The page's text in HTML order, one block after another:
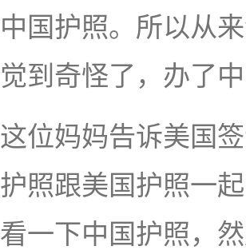
中国护照。所以从
觉到奇怪了，办了
这位妈妈告诉美国
护照跟美国护照一
看一下中国护照，